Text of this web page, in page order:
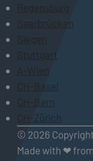
Regensburg
Saarbrücken
Siegen
Stuttgart
A-Wien
CH-Basel
CH-Bern
CH-Zürich
© 2026
Made with ❤